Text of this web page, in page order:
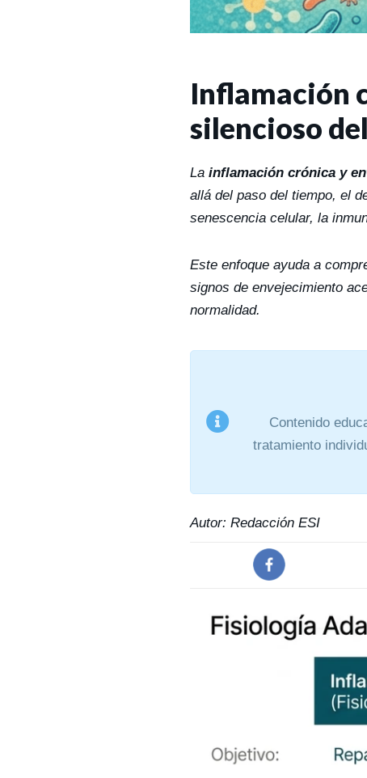
Inflamación
silencioso
La inflamación crónica y
allá del paso del tiempo, el
senescencia celular, la
Este enfoque ayuda a
signos de envejecimiento
normalidad.
Contenido
tratamiento
Autor: Redacción ESI